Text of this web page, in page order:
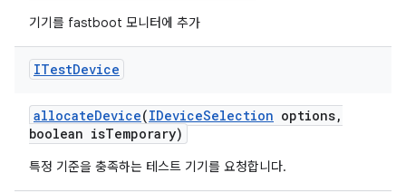
기기를 fastboot 모니터에 추가
ITestDevice
allocateDevice(IDeviceSelection options,
boolean isTemporary)
특정 기준을 충족하는 테스트 기기를 요청합니다.